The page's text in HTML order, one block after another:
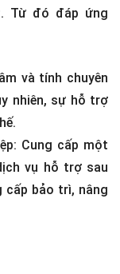
Từ đó đáp ứng
và tính chuyên
nhiên, sự hỗ trợ
Cung cấp một
vụ hỗ trợ sau
cấp bảo trì, nâng